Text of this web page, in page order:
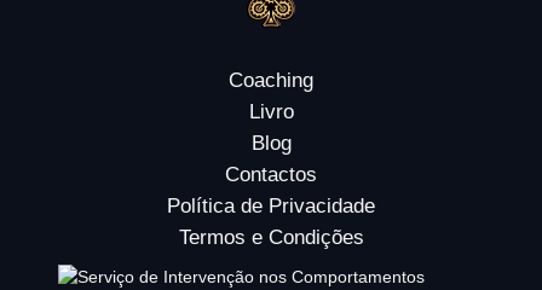
Coaching
Livro
Blog
Contactos
Política de Privacidade
Termos e Condições